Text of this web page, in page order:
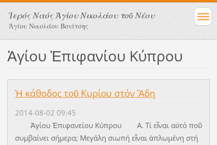
Ἱερός Ναός Ἁγίου Νικολάου τοῦ Νέου
Ἁγίου Νικολάου Βονίτσης
Ἁγίου Ἐπιφανίου Κύπρου
Ἡ κάθοδος τοῦ Κυρίου στόν Ἅδη
2014-08-02 09:45
Ἁγίου Ἐπιφανείου Κύπρου Α. Τί εἶναι αὐτό ποῦ
συμβαίνει σήμερα; Μεγάλη σιωπή εἶναι ἁπλωμένη στή